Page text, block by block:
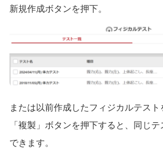
新規作成ボタンを押下。
または以前作成したフィジカルテス
「複製」ボタンを押下すると、同じ
できます。